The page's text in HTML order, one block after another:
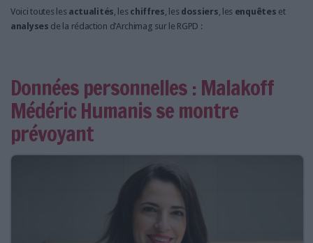
Voici toutes les actualités, les chiffres, les dossiers, les enquêtes et
analyses de la rédaction d'Archimag sur le RGPD :
Données personnelles : Malakoff
Médéric Humanis se montre
prévoyant